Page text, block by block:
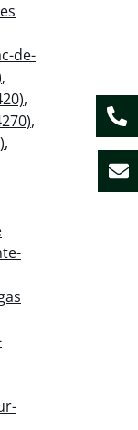
de-
,
,
,
,